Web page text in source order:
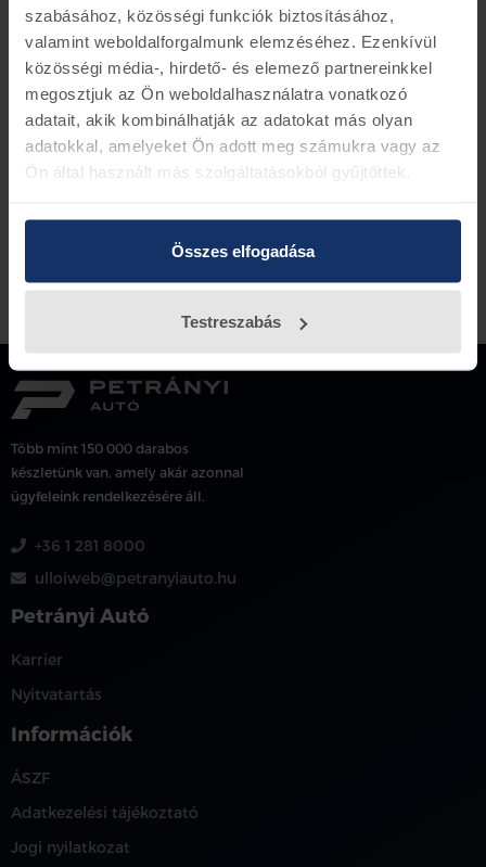
szabásához, közösségi funkciók biztosításához,
valamint weboldalforgalmunk elemzéséhez. Ezenkívül
közösségi média-, hirdető- és elemező partnereinkkel
megosztjuk az Ön weboldalhasználatra vonatkozó
adatait, akik kombinálhatják az adatokat más olyan
adatokkal, amelyeket Ön adott meg számukra vagy az
Ön által használt más szolgáltatásokból gyűjtöttek.
Összes elfogadása
Testreszabás
Készletinformáció
Vissza az előző oldalra
Több mint 150 000 darabos
készletünk van, amely akár azonnal
ügyfeleink rendelkezésére áll.
+36 1 281 8000
ulloiweb@petranyiauto.hu
Petrányi Autó
Karrier
Nyitvatartás
Információk
ÁSZF
Adatkezelési tájékoztató
Jogi nyilatkozat